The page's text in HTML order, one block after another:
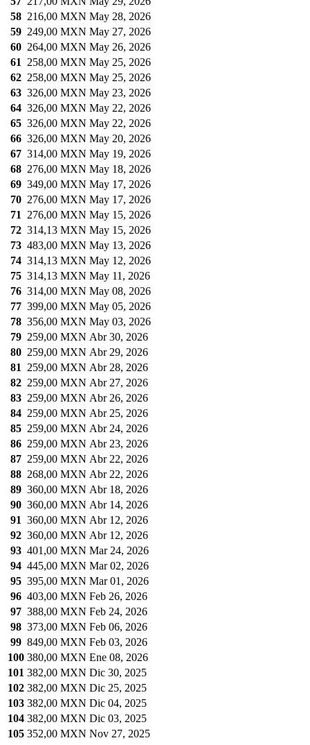
58 216,00 MXN May 28, 2026
59 249,00 MXN May 27, 2026
60 264,00 MXN May 26, 2026
61 258,00 MXN May 25, 2026
62 258,00 MXN May 25, 2026
63 326,00 MXN May 23, 2026
64 326,00 MXN May 22, 2026
65 326,00 MXN May 22, 2026
66 326,00 MXN May 20, 2026
67 314,00 MXN May 19, 2026
68 276,00 MXN May 18, 2026
69 349,00 MXN May 17, 2026
70 276,00 MXN May 17, 2026
71 276,00 MXN May 15, 2026
72 314,13 MXN May 15, 2026
73 483,00 MXN May 13, 2026
74 314,13 MXN May 12, 2026
75 314,13 MXN May 11, 2026
76 314,00 MXN May 08, 2026
77 399,00 MXN May 05, 2026
78 356,00 MXN May 03, 2026
79 259,00 MXN Abr 30, 2026
80 259,00 MXN Abr 29, 2026
81 259,00 MXN Abr 28, 2026
82 259,00 MXN Abr 27, 2026
83 259,00 MXN Abr 26, 2026
84 259,00 MXN Abr 25, 2026
85 259,00 MXN Abr 24, 2026
86 259,00 MXN Abr 23, 2026
87 259,00 MXN Abr 22, 2026
88 268,00 MXN Abr 22, 2026
89 360,00 MXN Abr 18, 2026
90 360,00 MXN Abr 14, 2026
91 360,00 MXN Abr 12, 2026
92 360,00 MXN Abr 12, 2026
93 401,00 MXN Mar 24, 2026
94 445,00 MXN Mar 02, 2026
95 395,00 MXN Mar 01, 2026
96 403,00 MXN Feb 26, 2026
97 388,00 MXN Feb 24, 2026
98 373,00 MXN Feb 06, 2026
99 849,00 MXN Feb 03, 2026
100 380,00 MXN Ene 08, 2026
101 382,00 MXN Dic 30, 2025
102 382,00 MXN Dic 25, 2025
103 382,00 MXN Dic 04, 2025
104 382,00 MXN Dic 03, 2025
105 352,00 MXN Nov 27, 2025